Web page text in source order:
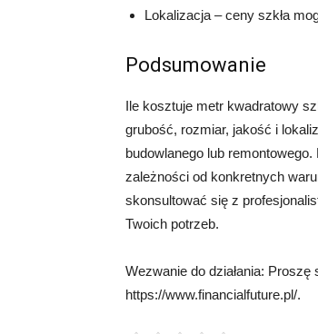
Lokalizacja – ceny szkła
Podsumowanie
Ile kosztuje metr kwadratowy
grubość, rozmiar, jakość i
budowlanego lub
zależności od konkretnych
skonsultować się z
Twoich potrzeb.
Wezwanie do działania:
https://www.financialfuture.pl/.